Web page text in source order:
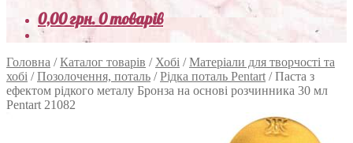
0,00грн.0 товарів
Головна /Каталог товарів / Хобі /Матеріали для творчості та
хобі /Позолочення, поталь /Рідка поталь Pentart /Паста з
ефектом рідкого металу Бронза на основі розчинника 30 мл
Pentart 21082